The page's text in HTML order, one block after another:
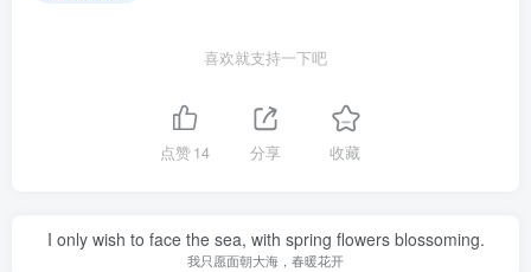
喜欢就支持一下吧
点赞14 分享 收藏
I only wish to face the sea, with spring flowers blossoming.
我只愿面朝大海，春暖花开